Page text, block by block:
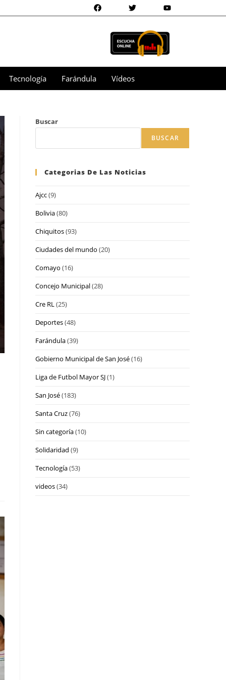
Tecnología Farándula Vídeos
Buscar
BUSCAR
Categorias De Las Noticias
Ajcc(9)
Bolivia(80)
Chiquitos(93)
Ciudades del mundo (20)
Comayo (16)
Concejo Municipal(28)
Cre RL(25)
Deportes(48)
Farándula(39)
Gobierno Municipal de San José(16)
Liga de Futbol Mayor SJ(1)
San José(183)
Santa Cruz(76)
Sin categoría(10)
Solidaridad (9)
Tecnología(53)
videos(34)